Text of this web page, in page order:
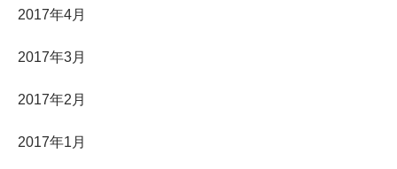
2017年4月
2017年3月
2017年2月
2017年1月